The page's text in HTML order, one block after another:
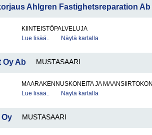
Ahlgren Fastighetsreparation Ab
KIINTEISTÖPALVELUJA
Lue lisää..
Näytä kartalla
Oy Ab MUSTASAARI
MAARAKENNUSKONEITA JA
Lue lisää..
Näytä kartalla
MUSTASAARI